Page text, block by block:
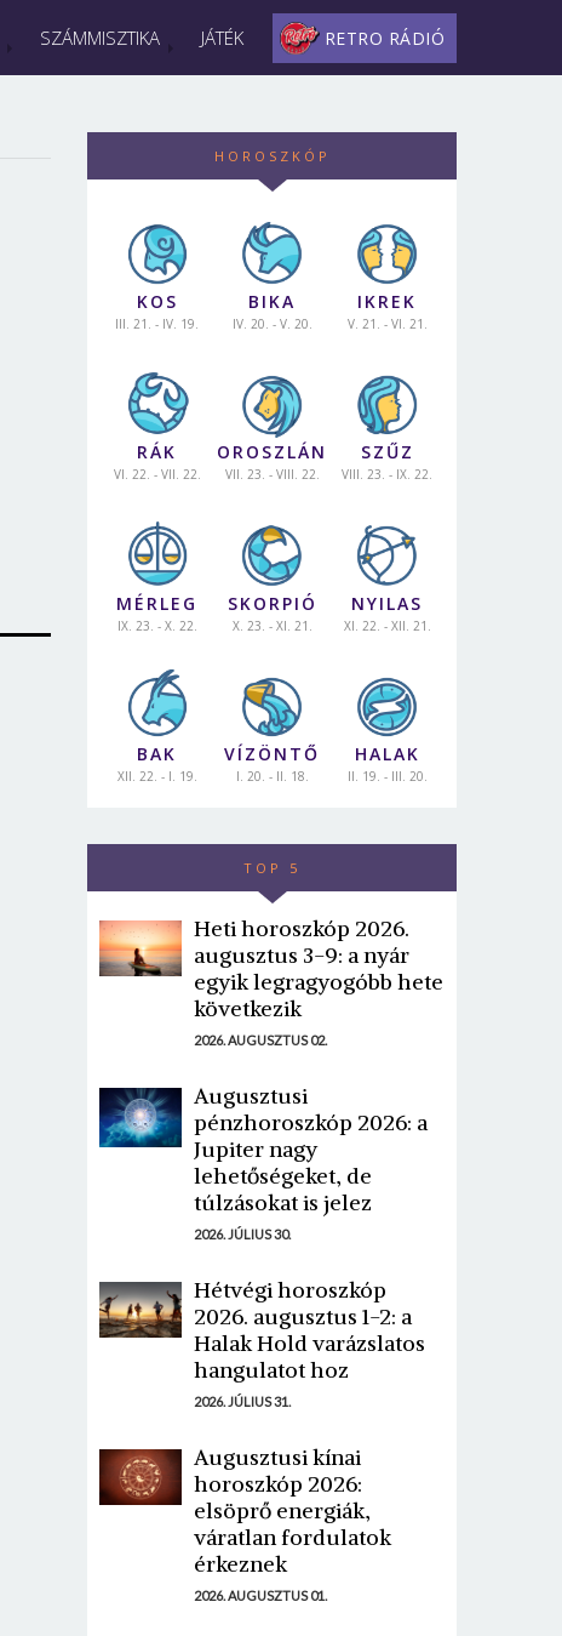
SZÁMMISZTIKA JÁTÉK RETRO RÁDIÓ
HOROSZKÓP
KOS
III. 21. - IV. 19.
BIKA
IV. 20. - V. 20.
IKREK
V. 21. - VI. 21.
RÁK
VI. 22. - VII. 22.
OROSZLÁN
VII. 23. - VIII. 22.
SZŰZ
VIII. 23. - IX. 22.
MÉRLEG
IX. 23. - X. 22.
SKORPIÓ
X. 23. - XI. 21.
NYILAS
XI. 22. - XII. 21.
BAK
XII. 22. - I. 19.
VÍZÖNTŐ
I. 20. - II. 18.
HALAK
II. 19. - III. 20.
TOP 5
Heti horoszkóp 2026.
augusztus 3-9: a nyár
egyik legragyogóbb hete
következik
2026. AUGUSZTUS 02.
Augusztusi
pénzhoroszkóp 2026: a
Jupiter nagy
lehetőségeket, de
túlzásokat is jelez
2026. JÚLIUS 30.
Hétvégi horoszkóp
2026. augusztus 1-2: a
Halak Hold varázslatos
hangulatot hoz
2026. JÚLIUS 31.
Augusztusi kínai
horoszkóp 2026:
elsöprő energiák,
váratlan fordulatok
érkeznek
2026. AUGUSZTUS 01.